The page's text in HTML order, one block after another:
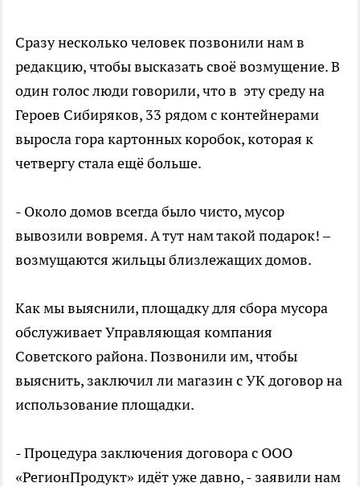
Сразу несколько человек позвонили нам в
редакцию, чтобы высказать своё возмущение. В
один голос люди говорили, что в эту среду на
Героев Сибиряков, 33 рядом с контейнерами
выросла гора картонных коробок, которая к
четвергу стала ещё больше.
- Около домов всегда было чисто, мусор
вывозили вовремя. А тут нам такой подарок! –
возмущаются жильцы близлежащих домов.
Как мы выяснили, площадку для сбора мусора
обслуживает Управляющая компания
Советского района. Позвонили им, чтобы
выяснить, заключил ли магазин с УК договор на
использование площадки.
- Процедура заключения договора с ООО
«РегионПродукт» идёт уже давно, - заявили нам